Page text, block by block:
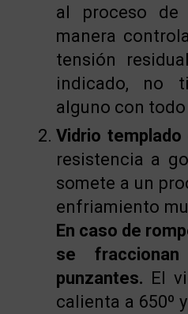
al proceso de
manera
tensión
indicado, no
alguno con
Vidrio templado
resistencia a
somete a un
enfriamiento
En caso de
se
punzantes. El
calienta a 650º